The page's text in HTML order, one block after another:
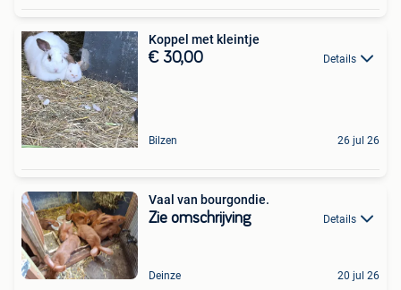
Koppel met kleintje
€ 30,00 Details
Bilzen 26 jul 26
Vaal van bourgondie.
Zie omschrijving Details
Deinze 20 jul 26